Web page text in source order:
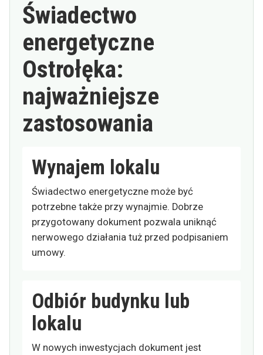
Świadectwo
energetyczne
Ostrołęka:
najważniejsze
zastosowania
Wynajem lokalu
Świadectwo energetyczne może być
potrzebne także przy wynajmie. Dobrze
przygotowany dokument pozwala uniknąć
nerwowego działania tuż przed podpisaniem
umowy.
Odbiór budynku lub
lokalu
W nowych inwestycjach dokument jest